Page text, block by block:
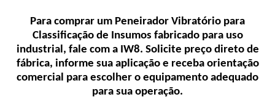
Para comprar um Peneirador Vibratório para
Classificação de Insumos fabricado para uso
industrial, fale com a IW8. Solicite preço direto de
fábrica, informe sua aplicação e receba orientação
comercial para escolher o equipamento adequado
para sua operação.